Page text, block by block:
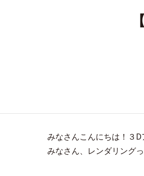
みなさんこんにちは！３D
みなさん、レンダリング